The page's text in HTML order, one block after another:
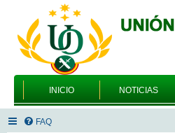
INICIO NOTICIAS
FAQ